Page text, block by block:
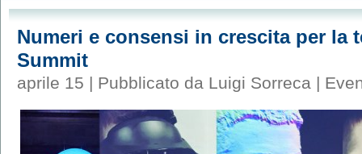
Numeri e consensi in crescita per la
Summit
aprile 15 | Pubblicato da Luigi Sorreca |